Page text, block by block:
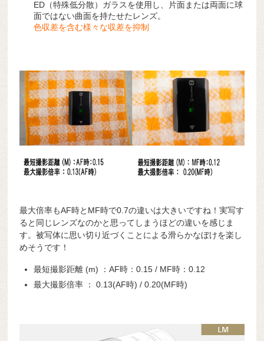
ED（特殊低分散）ガラスを使用し、片面または両面に球
面ではない曲面を持たせたレンズ。
色収差を含む様々な収差を抑制
最大倍率もAF時とMF時で0.7の違いは大きいですね！実写す
ると同じレンズなのかと思ってしまうほどの違いを感じま
す。被写体に思い切り近づくことによる滑らかなぼけを楽し
めそうです！
最短撮影距離 (m) ：AF時：0.15 / MF時：0.12
最大撮影倍率 ： 0.13(AF時) / 0.20(MF時)